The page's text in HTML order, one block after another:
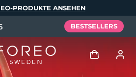
PRODUKTE ANSEHEN
BESTSELLERS